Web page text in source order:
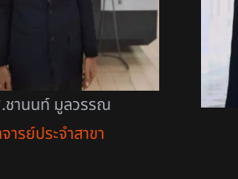
านนท์ มูลวรรณ
ารย์ประจำสาขา